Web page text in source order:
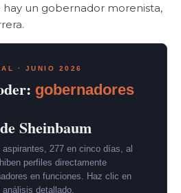
hay un gobernador morenista,
· JUNIO 2026
gobernadores
Sheinbaum
277 en cinco días, al
perfiles directamente
en funciones. Haz clic en
detallado.